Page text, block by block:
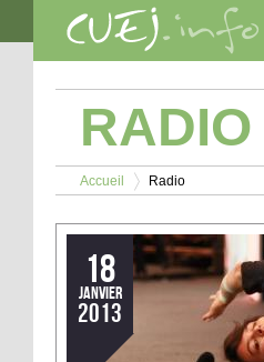
Aller au contenu principal
RADIO
Vous êtes ici
Accueil
>
Radio
18
janvier
2013